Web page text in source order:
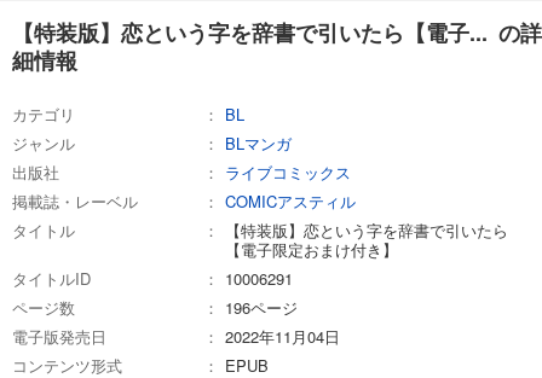
【特装版】恋という字を辞書で引いたら【電子... の詳
細情報
カテゴリ
BL
ジャンル
BLマンガ
出版社
ライブコミックス
掲載誌・レーベル
COMICアスティル
タイトル
【特装版】恋という字を辞書で引いたら
【電子限定おまけ付き】
タイトルID
10006291
ページ数
196ページ
電子版発売日
2022年11月04日
コンテンツ形式
EPUB